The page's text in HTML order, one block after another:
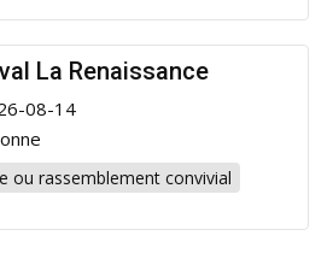
La Renaissance
08-14
ou rassemblement convivial